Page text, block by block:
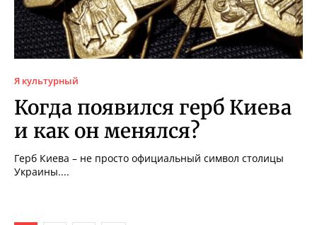
Я культурный
Когда появился герб Киева
и как он менялся?
Герб Киева – не просто официальный символ столицы
Украины....